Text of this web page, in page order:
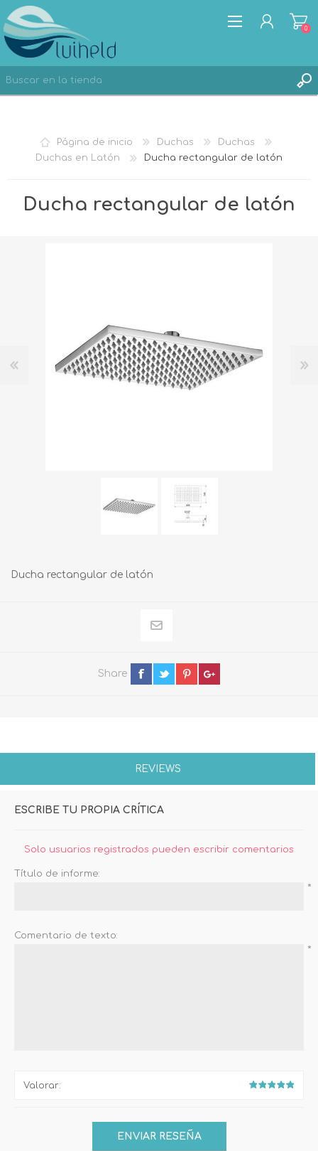
REGISTRO
INICIA SESIÓN
0
Página de inicio Duchas
Duchas
Duchas en Latón
Ducha rectangular de latón
Ducha rectangular de latón
Ducha rectangular de latón
Share
REVIEWS
ESCRIBE TU PROPIA CRÍTICA
Solo usuarios registrados pueden escribir comentarios
Título de informe:
*
Comentario de texto:
*
Valorar: